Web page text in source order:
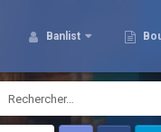
Banlist